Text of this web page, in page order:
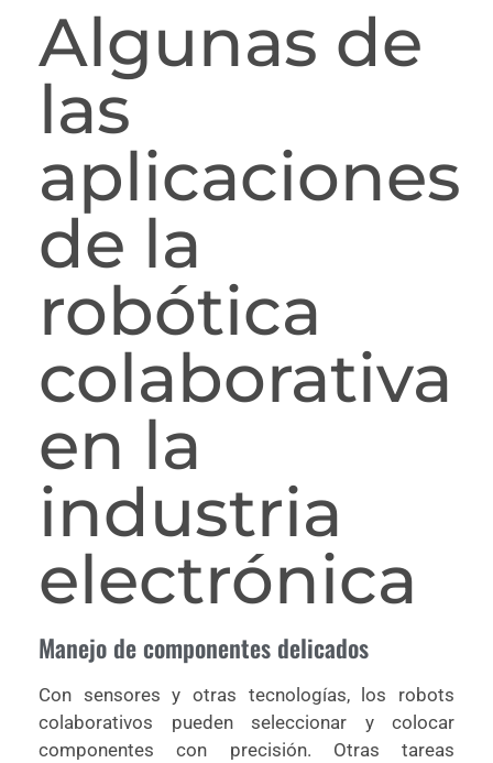
Algunas de
las
aplicaciones
de la
robótica
colaborativa
en la
industria
electrónica
Manejo de componentes delicados
Con sensores y otras tecnologías, los robots
colaborativos pueden seleccionar y colocar
componentes con precisión. Otras tareas